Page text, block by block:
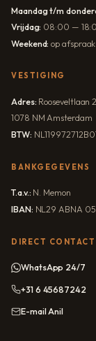
Maandag t/m
Vrijdag: 08:00 —
Weekend: op
VESTIGING
Adres: Rooseveltlaan
1078 NM Amsterdam
BTW:
BANKGEGEVENS
T.a.v.: N. Memon
IBAN: NL29 ABNA
DIRECT CONTACT
WhatsApp 24/7
+31 6 45687242
E-mail Anil